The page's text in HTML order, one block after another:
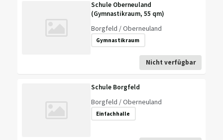
Schule Oberneuland
(Gymnastikraum, 55 qm)
Borgfeld / Oberneuland
Gymnastikraum
Nicht verfügbar
Schule Borgfeld
Borgfeld / Oberneuland
Einfachhalle